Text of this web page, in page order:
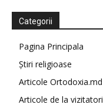
Categorii
Pagina Principala
Știri religioase
Articole Ortodoxia.md
Articole de la vizitatori